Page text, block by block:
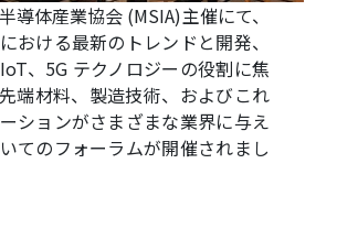
導体産業協会 (MSIA)主催にて、
おける最新のトレンドと開発、
、5G テクノロジーの役割に焦
端材料、製造技術、およびこれ
ションがさまざまな業界に与え
てのフォーラムが開催されまし